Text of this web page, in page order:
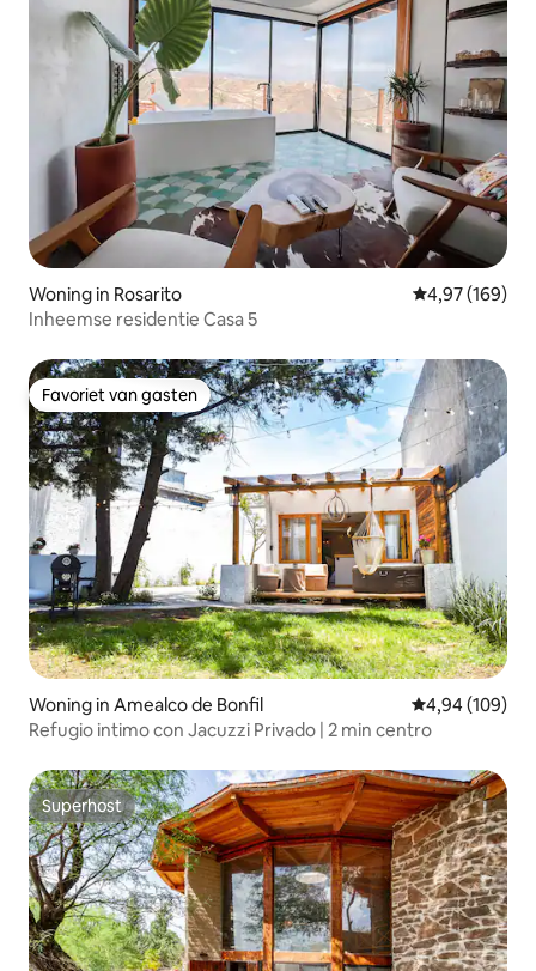
Woning in Rosarito Gemiddelde
4,97 (169)
Inheemse residentie Casa 5
Favoriet van gasten
Favoriet van gasten
Woning in Amealco de Bonfil Gemiddelde
4,94 (109)
Refugio intimo con Jacuzzi Privado | 2 min centro
Superhost
Superhost